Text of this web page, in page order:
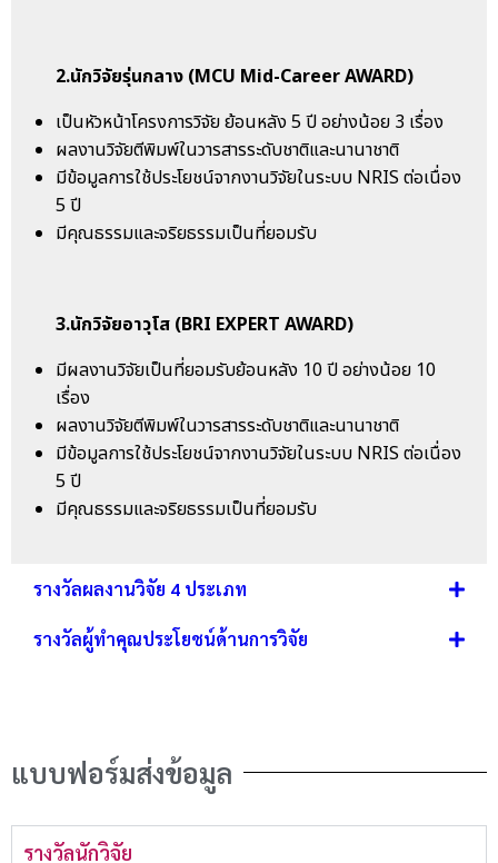
2.นักวิจัยรุ่นกลาง (MCU Mid-Career AWARD)
เป็นหัวหน้าโครงการวิจัย ย้อนหลัง 5 ปี อย่างน้อย 3 เรื่อง
ผลงานวิจัยตีพิมพ์ในวารสารระดับชาติและนานาชาติ
มีข้อมูลการใช้ประโยชน์จากงานวิจัยในระบบ NRIS ต่อเนื่อง
5 ปี
มีคุณธรรมและจริยธรรมเป็นที่ยอมรับ
3.นักวิจัยอาวุโส (BRI EXPERT AWARD)
มีผลงานวิจัยเป็นที่ยอมรับย้อนหลัง 10 ปี อย่างน้อย 10
เรื่อง
ผลงานวิจัยตีพิมพ์ในวารสารระดับชาติและนานาชาติ
มีข้อมูลการใช้ประโยชน์จากงานวิจัยในระบบ NRIS ต่อเนื่อง
5 ปี
มีคุณธรรมและจริยธรรมเป็นที่ยอมรับ
รางวัลผลงานวิจัย 4 ประเภท
รางวัลผู้ทำคุณประโยชน์ด้านการวิจัย
แบบฟอร์มส่งข้อมูล
รางวัลนักวิจัย